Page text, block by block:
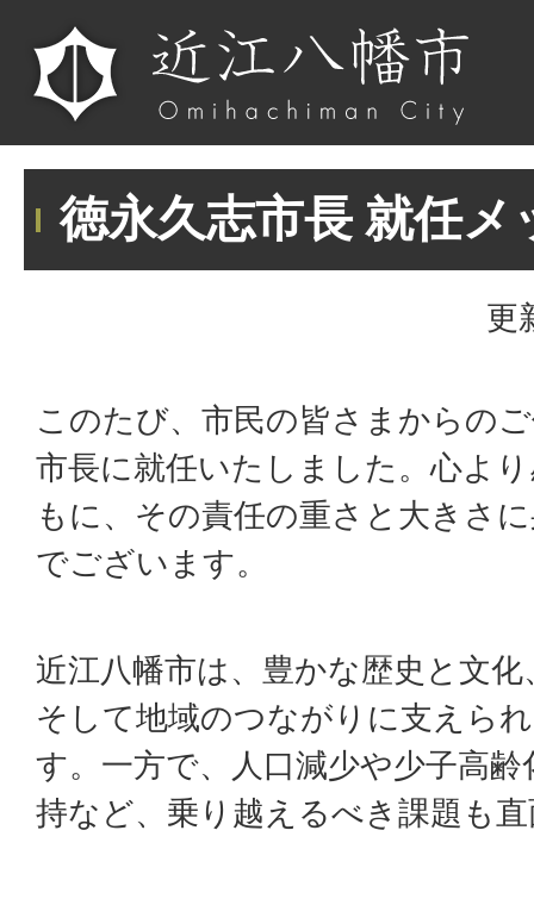
徳永久志市長 就任メ
更
このたび、市民の皆さまからの
市長に就任いたしました。心よ
もに、その責任の重さと大きさ
でございます。
近江八幡市は、豊かな歴史と文
そして地域のつながりに支えら
す。一方で、人口減少や少子高
持など、乗り越えるべき課題も